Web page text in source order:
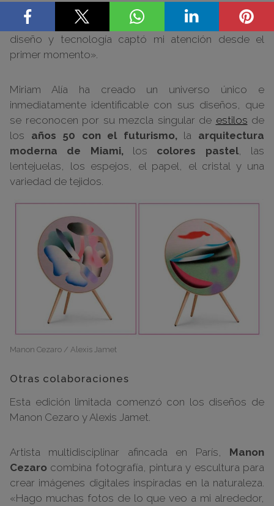
contacto con el producto en
Casa Decor
«La
manera en la que este altavoz combinaba lujo,
diseño y tecnología captó mi atención desde el
primer momento».
Miriam Alía ha creado un universo único e
inmediatamente identificable con sus diseños, que
se reconocen por su mezcla singular de estilos de
los años 50 con el futurismo,la arquitectura
moderna de Miami,los colores pastel, las
lentejuelas, los espejos, el papel, el cristal y una
variedad de tejidos.
Manon Cezaro / Alexis Jamet
Otras colaboraciones
Esta edición limitada comenzó con los diseños de
Manon Cezaro y Alexis Jamet.
Artista multidisciplinar afincada en París, Manon
Cezaro combina fotografía, pintura y escultura para
crear imágenes digitales inspiradas en la naturaleza.
«Hago muchas fotos de lo que veo a mi alrededor,